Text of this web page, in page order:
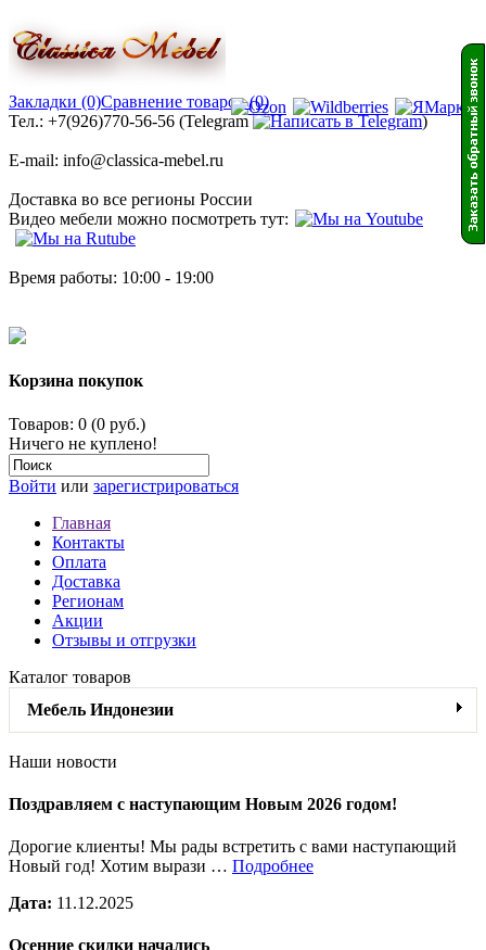
Закладки (0)Сравнение товаров (0)
Тел.: +7(926)770-56-56 (Telegram
)
E-mail: info@classica-mebel.ru
Доставка во все регионы России
Видео мебели можно посмотреть тут:
Время работы: 10:00 - 19:00
Корзина покупок
Товаров: 0 (0 руб.)
Ничего не куплено!
Войти или зарегистрироваться
Главная
Контакты
Оплата
Доставка
Регионам
Акции
Отзывы и отгрузки
Каталог товаров
Мебель Индонезии
Наши новости
Поздравляем с наступающим Новым 2026 годом!
Дорогие клиенты! Мы рады встретить с вами наступающий
Новый год! Хотим вырази … Подробнее
Дата: 11.12.2025
Осенние скидки начались